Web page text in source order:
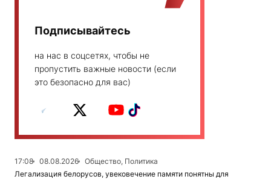
Подписывайтесь
на нас в соцсетях, чтобы не
пропустить важные новости (если
это безопасно для вас)
17:08 08.08.2026
Общество, Политика
Легализация белорусов, увековечение памяти понятны для